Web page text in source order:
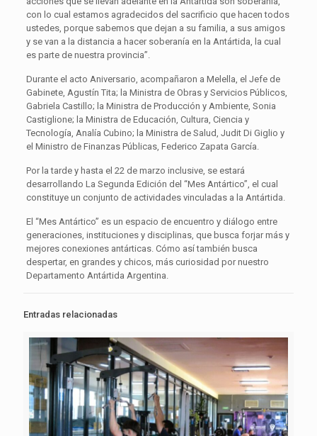
con lo cual estamos agradecidos del sacrificio que hacen todos
ustedes, porque sabemos que dejan a su familia, a sus amigos
y se van a la distancia a hacer soberanía en la Antártida, la cual
es parte de nuestra provincia”.
Durante el acto Aniversario, acompañaron a Melella, el Jefe de
Gabinete, Agustín Tita; la Ministra de Obras y Servicios Públicos,
Gabriela Castillo; la Ministra de Producción y Ambiente, Sonia
Castiglione; la Ministra de Educación, Cultura, Ciencia y
Tecnología, Analía Cubino; la Ministra de Salud, Judit Di Giglio y
el Ministro de Finanzas Públicas, Federico Zapata García.
Por la tarde y hasta el 22 de marzo inclusive, se estará
desarrollando La Segunda Edición del “Mes Antártico”, el cual
constituye un conjunto de actividades vinculadas a la Antártida.
El “Mes Antártico” es un espacio de encuentro y diálogo entre
generaciones, instituciones y disciplinas, que busca forjar más y
mejores conexiones antárticas. Cómo así también busca
despertar, en grandes y chicos, más curiosidad por nuestro
Departamento Antártida Argentina.
Entradas relacionadas